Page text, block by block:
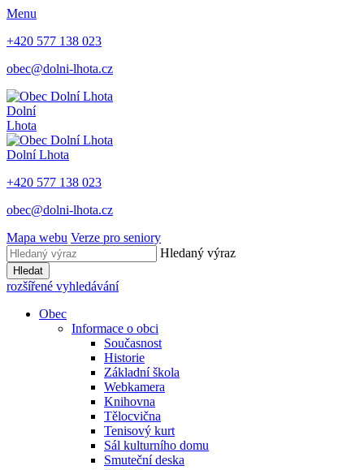
Menu
+420 577 138 023
obec@dolni-lhota.cz
Dolní
Lhota
Dolní Lhota
+420 577 138 023
obec@dolni-lhota.cz
Mapa webu Verze pro seniory
Hledaný výraz
Hledat
rozšířené vyhledávání
Obec
Informace o obci
Současnost
Historie
Základní škola
Webkamera
Knihovna
Tělocvična
Tenisový kurt
Sál kulturního domu
Smuteční deska